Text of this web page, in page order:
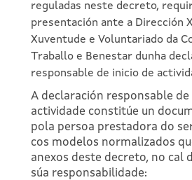
reguladas neste decreto,
presentación ante a Dirección
Xuventude e Voluntariado da
Traballo e Benestar dunha
responsable de inicio de
A declaración responsable de
actividade constitúe un
pola persoa prestadora do
cos modelos normalizados
anexos deste decreto, no cal
súa responsabilidade: